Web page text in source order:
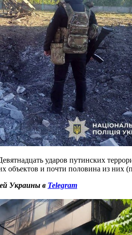
ударов путинских
объектов и почти половина из них
Украины в Telegram